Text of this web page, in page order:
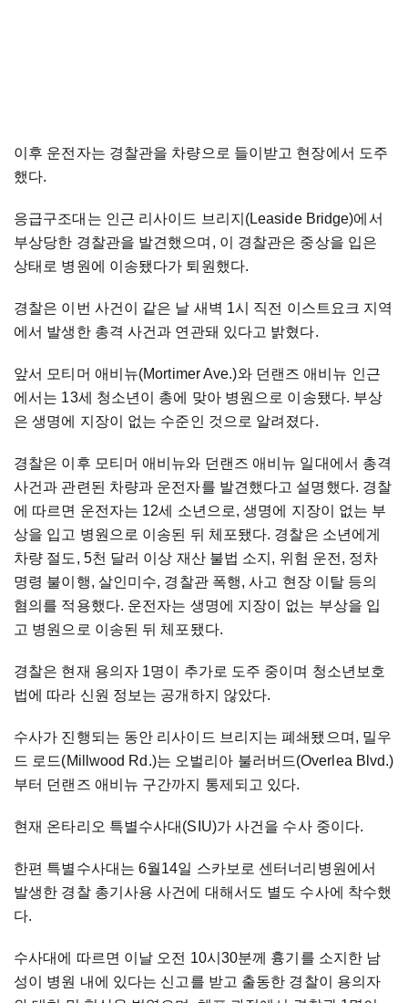
이후 운전자는 경찰관을 차량으로 들이받고 현장에서 도주
했다.
응급구조대는 인근 리사이드 브리지(Leaside Bridge)에서
부상당한 경찰관을 발견했으며, 이 경찰관은 중상을 입은
상태로 병원에 이송됐다가 퇴원했다.
경찰은 이번 사건이 같은 날 새벽 1시 직전 이스트요크 지역
에서 발생한 총격 사건과 연관돼 있다고 밝혔다.
앞서 모티머 애비뉴(Mortimer Ave.)와 던랜즈 애비뉴 인근
에서는 13세 청소년이 총에 맞아 병원으로 이송됐다. 부상
은 생명에 지장이 없는 수준인 것으로 알려졌다.
경찰은 이후 모티머 애비뉴와 던랜즈 애비뉴 일대에서 총격
사건과 관련된 차량과 운전자를 발견했다고 설명했다. 경찰
에 따르면 운전자는 12세 소년으로, 생명에 지장이 없는 부
상을 입고 병원으로 이송된 뒤 체포됐다. 경찰은 소년에게
차량 절도, 5천 달러 이상 재산 불법 소지, 위험 운전, 정차
명령 불이행, 살인미수, 경찰관 폭행, 사고 현장 이탈 등의
혐의를 적용했다. 운전자는 생명에 지장이 없는 부상을 입
고 병원으로 이송된 뒤 체포됐다.
경찰은 현재 용의자 1명이 추가로 도주 중이며 청소년보호
법에 따라 신원 정보는 공개하지 않았다.
수사가 진행되는 동안 리사이드 브리지는 폐쇄됐으며, 밀우
드 로드(Millwood Rd.)는 오벌리아 불러버드(Overlea Blvd.)
부터 던랜즈 애비뉴 구간까지 통제되고 있다.
현재 온타리오 특별수사대(SIU)가 사건을 수사 중이다.
한편 특별수사대는 6월14일 스카보로 센터너리병원에서
발생한 경찰 총기사용 사건에 대해서도 별도 수사에 착수했
다.
수사대에 따르면 이날 오전 10시30분께 흉기를 소지한 남
성이 병원 내에 있다는 신고를 받고 출동한 경찰이 용의자